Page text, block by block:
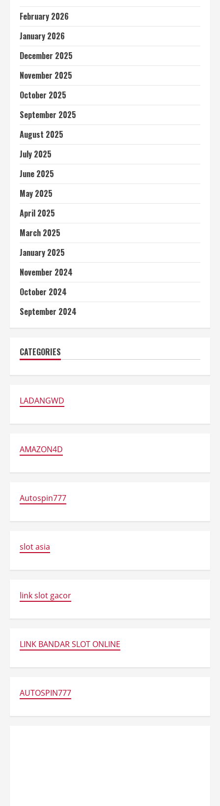
February 2026
January 2026
December 2025
November 2025
October 2025
September 2025
August 2025
July 2025
June 2025
May 2025
April 2025
March 2025
January 2025
November 2024
October 2024
September 2024
CATEGORIES
LADANGWD
AMAZON4D
Autospin777
slot asia
link slot gacor
LINK BANDAR SLOT ONLINE
AUTOSPIN777